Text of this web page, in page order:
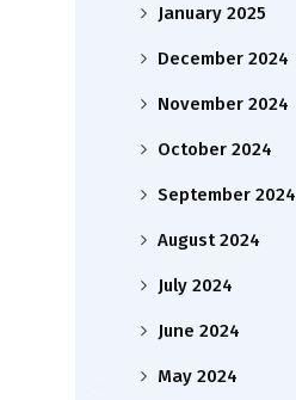
January 2025
December 2024
November 2024
October 2024
September 2024
August 2024
July 2024
June 2024
May 2024